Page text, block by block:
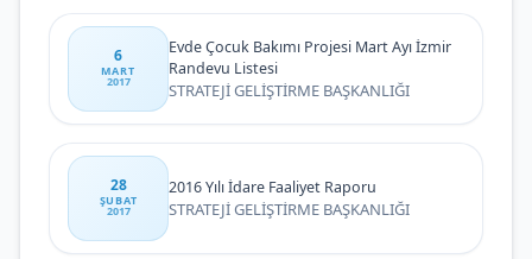
6
MART
2017
Evde Çocuk Bakımı Projesi Mart Ayı İzmir
Randevu Listesi
STRATEJİ GELİŞTİRME BAŞKANLIĞI
28
ŞUBAT
2017
2016 Yılı İdare Faaliyet Raporu
STRATEJİ GELİŞTİRME BAŞKANLIĞI